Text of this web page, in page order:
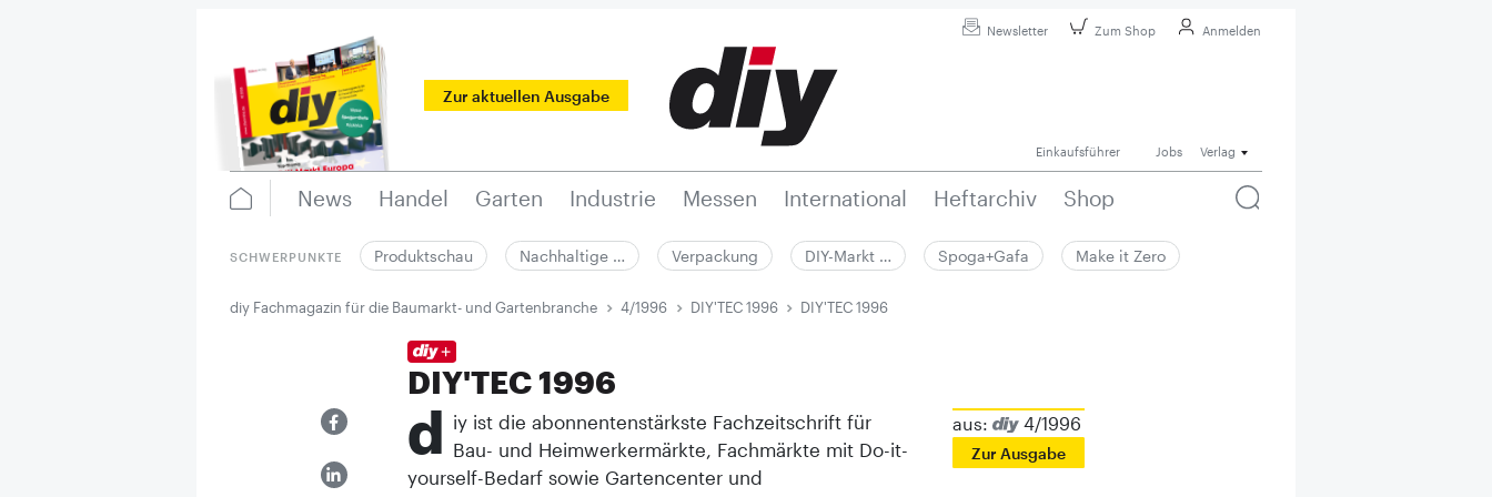
Newsletter Zum Shop Anmelden
Zur aktuellen Ausgabe
Einkaufsführer Jobs Verlag
News Handel Garten Industrie Messen International Heftarchiv Shop
SCHWERPUNKTE Produktschau Nachhaltige … Verpackung DIY-Markt … Spoga+Gafa Make it Zero
diy Fachmagazin für die Baumarkt- und Gartenbranche 4/1996 DIY'TEC 1996 DIY'TEC 1996
DIY'TEC 1996
aus: 4/1996
Zur Ausgabe
d iy ist die abonnentenstärkste Fachzeitschrift für
Bau- und Heimwerkermärkte, Fachmärkte mit Do-it-
yourself-Bedarf sowie Gartencenter und